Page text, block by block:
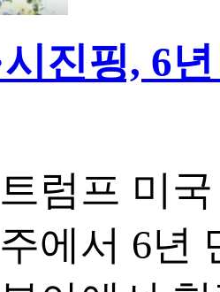
시진핑, 6
럼프 미
에서 6년